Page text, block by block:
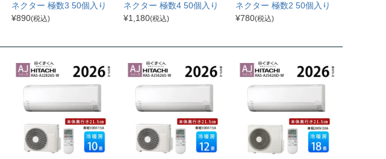
ネクター 極数3 50個入り
¥890(税込)
ネクター 極数4 50個入り
¥1,180(税込)
ネクター 極数2 50個入り
¥780(税込)